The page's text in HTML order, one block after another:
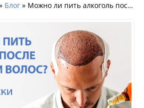
Блог » Можно ли пить алкоголь после пересадки волос? Сроки и риски